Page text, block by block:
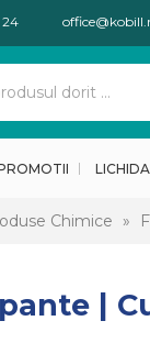
Chimice »
|